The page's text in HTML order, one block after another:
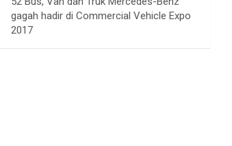
gagah hadir di Commercial Vehicle Expo
2017